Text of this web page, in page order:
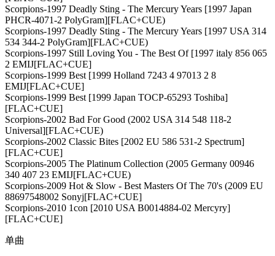
Scorpions-1997 Deadly Sting - The Mercury Years [1997 Japan
PHCR-4071-2 PolyGram][FLAC+CUE)
Scorpions-1997 Deadly Sting - The Mercury Years [1997 USA 314
534 344-2 PolyGram][FLAC+CUE)
Scorpions-1997 Still Loving You - The Best Of [1997 italy 856 065
2 EMIJ[FLAC+CUE]
Scorpions-1999 Best [1999 Holland 7243 4 97013 2 8
EMIJ[FLAC+CUE]
Scorpions-1999 Best [1999 Japan TOCP-65293 Toshiba]
[FLAC+CUE]
Scorpions-2002 Bad For Good (2002 USA 314 548 118-2
Universal][FLAC+CUE)
Scorpions-2002 Classic Bites [2002 EU 586 531-2 Spectrum]
[FLAC+CUE]
Scorpions-2005 The Platinum Collection (2005 Germany 00946
340 407 23 EMIJ[FLAC+CUE)
Scorpions-2009 Hot & Slow - Best Masters Of The 70's (2009 EU
88697548002 Sonyj[FLAC+CUE]
Scorpions-2010 1con [2010 USA B0014884-02 Mercyry]
[FLAC+CUE]
单曲